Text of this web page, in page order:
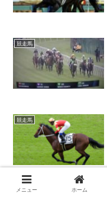
競走馬
競走馬
メニュー ホーム